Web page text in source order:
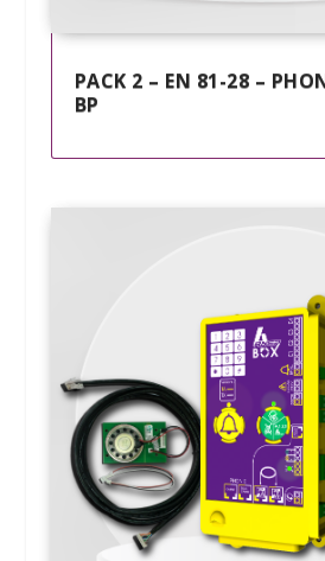
PACK 2 – EN 81-28 –
BP